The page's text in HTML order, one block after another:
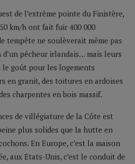
de l’extrême pointe du Finistère,
km/h ont fait fuir 400 000
tempête ne soulèverait même pas
pêcheur irlandais… mais leurs
goût pour les logements
en granit, des toitures en ardoises
charpentes en bois massif.
de villégiature de la Côte est
plus solides que la hutte en
En Europe, c’est la maison
aux Etats-Unis, c’est le conduit de